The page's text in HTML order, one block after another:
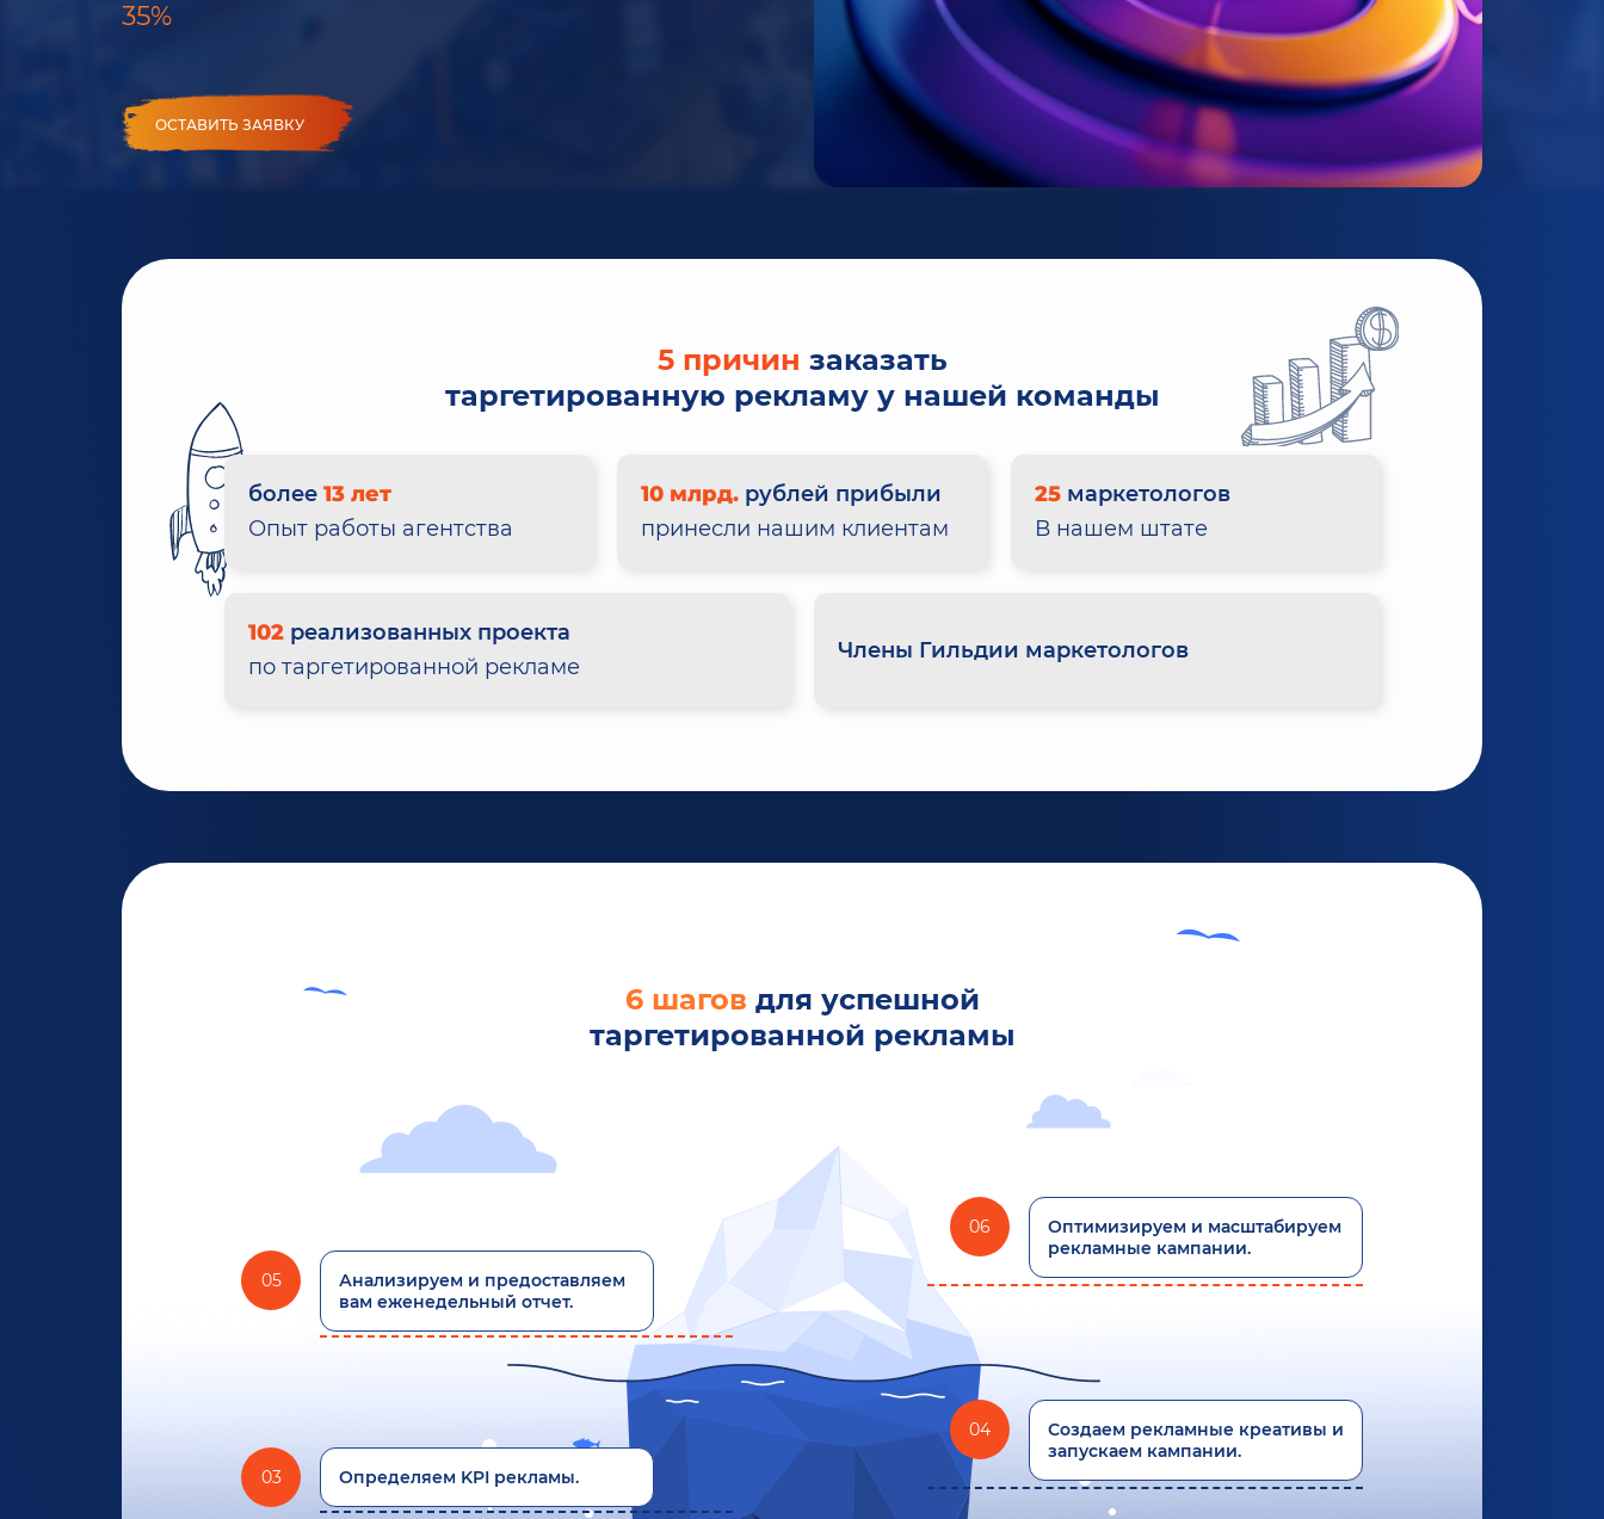
35%
ОСТАВИТЬ ЗАЯВКУ
5 причин заказать
таргетированную рекламу у нашей команды
более 13 лет
Опыт работы агентства
10 млрд. рублей прибыли
принесли нашим клиентам
25 маркетологов
В нашем штате
102 реализованных проекта
по таргетированной рекламе
Члены Гильдии маркетологов
6 шагов для успешной
таргетированной рекламы
06
Оптимизируем и масштабируем
рекламные кампании.
05
Анализируем и предоставляем
вам еженедельный отчет.
04
Создаем рекламные креативы и
запускаем кампании.
03
Определяем KPI рекламы.